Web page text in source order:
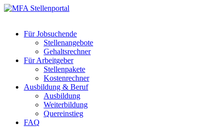
Für Jobsuchende
Stellenangebote
Gehaltsrechner
Für Arbeitgeber
Stellenpakete
Kostenrechner
Ausbildung & Beruf
Ausbildung
Weiterbildung
Quereinstieg
FAQ